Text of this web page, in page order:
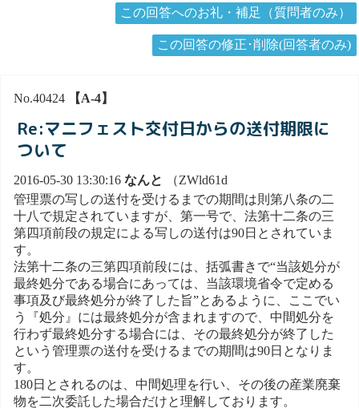
この回答へのお礼・補足（質問者のみ）
この回答の修正･削除(回答者のみ)
No.40424 【A-4】
Re:マニフェスト交付日からの送付期限に
ついて
2016-05-30 13:30:16 なんと
（ZWld61d
管理票の写しの送付を受けるまでの期間は則第八条の二
十八で規定されていますが、第一号で、法第十二条の三
第四項前段の規定による写しの送付は90日とされていま
す。
法第十二条の三第四項前段には、括弧書きで“当該処分が
最終処分である場合にあっては、当該環境省令で定める
事項及び最終処分が終了した旨”とあるように、ここでい
う『処分』には最終処分が含まれますので、中間処分を
行わず最終処分する場合には、その最終処分が終了した
という管理票の送付を受けるまでの期間は90日となりま
す。
180日とされるのは、中間処理を行い、その後の産業廃棄
物を二次委託した場合だけと理解しております。